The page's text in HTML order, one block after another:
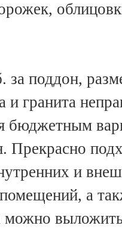
за поддон,
и гранита
Прекрасно
и
а
можно